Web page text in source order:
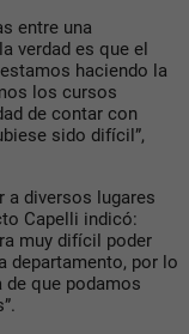
entre una
verdad es que el
haciendo la
los cursos
de contar con
sido difícil”,
a diversos lugares
Capelli indicó:
muy difícil poder
departamento, por lo
que podamos